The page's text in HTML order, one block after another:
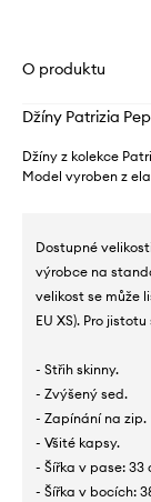
O produktu
Džíny Patrizia
Džíny z kolekce
Model vyroben z
Dostupné
výrobce na
velikost se může
EU XS). Pro
- Střih skinny.
- Zvýšený sed.
- Zapínání na zip.
- Všité kapsy.
- Šířka v pase: 33
- Šířka v bocích: